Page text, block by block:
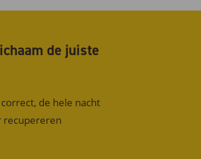
de juiste
de hele nacht
recupereren